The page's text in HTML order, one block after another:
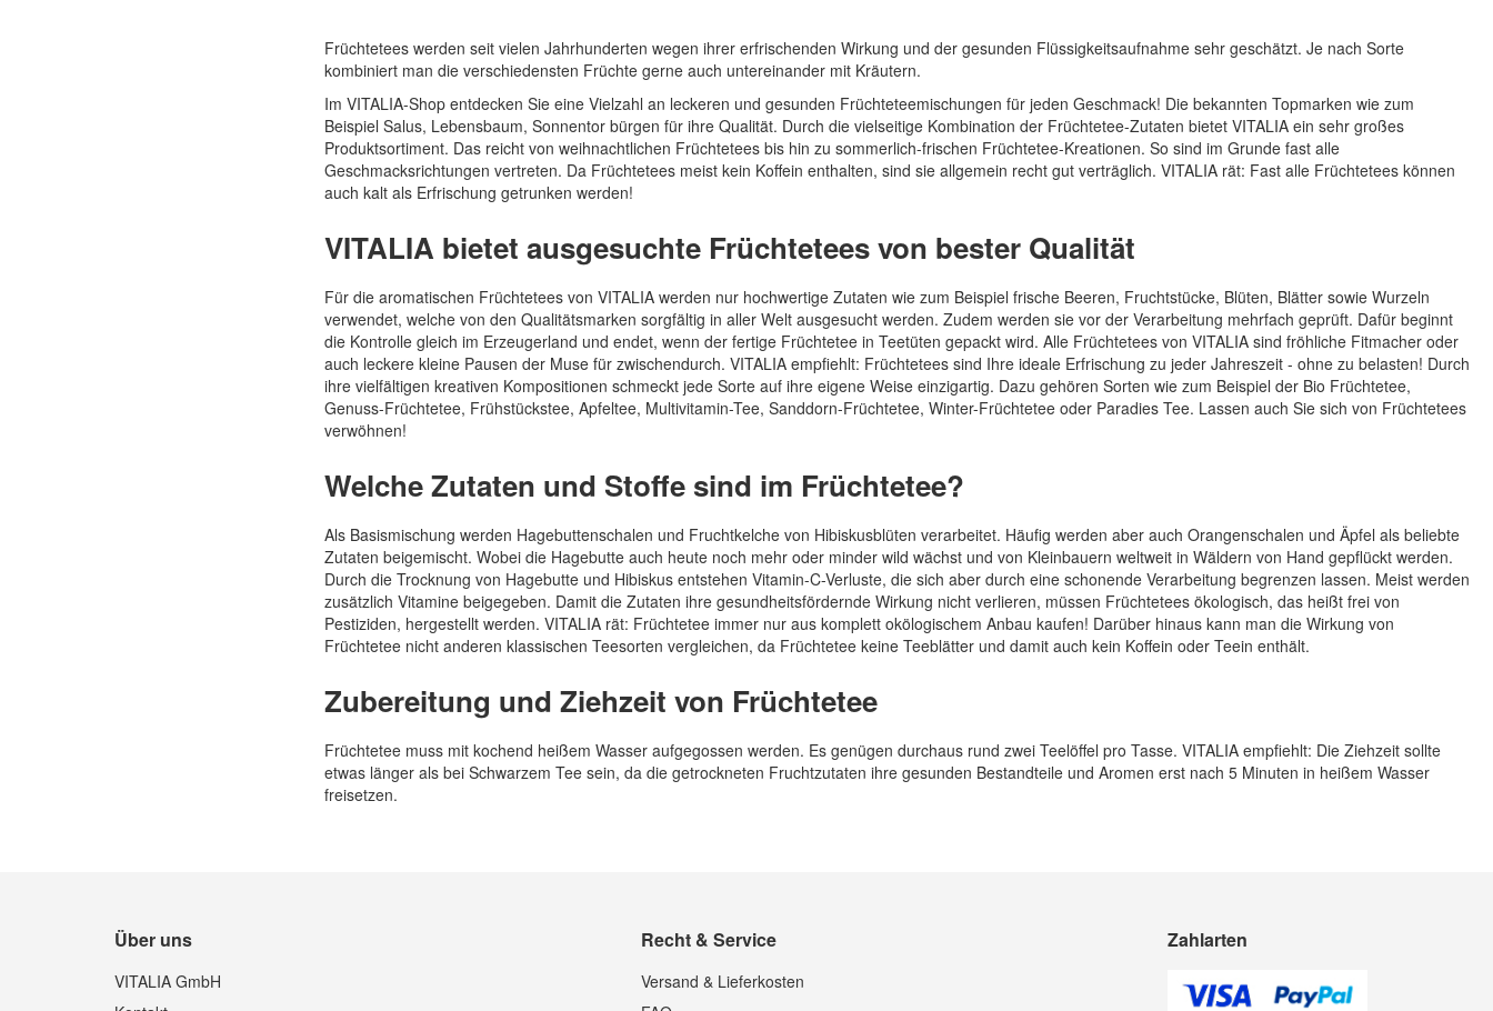
Quickview
Früchtetees werden seit vielen Jahrhunderten wegen ihrer erfrischenden Wirkung und der gesunden Flüssigkeitsaufnahme sehr geschätzt. Je nach Sorte
kombiniert man die verschiedensten Früchte gerne auch untereinander mit Kräutern.
Im VITALIA-Shop entdecken Sie eine Vielzahl an leckeren und gesunden Früchteteemischungen für jeden Geschmack! Die bekannten Topmarken wie zum
Beispiel Salus, Lebensbaum, Sonnentor bürgen für ihre Qualität. Durch die vielseitige Kombination der Früchtetee-Zutaten bietet VITALIA ein sehr großes
Produktsortiment. Das reicht von weihnachtlichen Früchtetees bis hin zu sommerlich-frischen Früchtetee-Kreationen. So sind im Grunde fast alle
Geschmacksrichtungen vertreten. Da Früchtetees meist kein Koffein enthalten, sind sie allgemein recht gut verträglich. VITALIA rät: Fast alle Früchtetees können
auch kalt als Erfrischung getrunken werden!
VITALIA bietet ausgesuchte Früchtetees von bester Qualität
Für die aromatischen Früchtetees von VITALIA werden nur hochwertige Zutaten wie zum Beispiel frische Beeren, Fruchtstücke, Blüten, Blätter sowie Wurzeln
verwendet, welche von den Qualitätsmarken sorgfältig in aller Welt ausgesucht werden. Zudem werden sie vor der Verarbeitung mehrfach geprüft. Dafür beginnt
die Kontrolle gleich im Erzeugerland und endet, wenn der fertige Früchtetee in Teetüten gepackt wird. Alle Früchtetees von VITALIA sind fröhliche Fitmacher oder
auch leckere kleine Pausen der Muse für zwischendurch. VITALIA empfiehlt: Früchtetees sind Ihre ideale Erfrischung zu jeder Jahreszeit - ohne zu belasten! Durch
ihre vielfältigen kreativen Kompositionen schmeckt jede Sorte auf ihre eigene Weise einzigartig. Dazu gehören Sorten wie zum Beispiel der Bio Früchtetee,
Genuss-Früchtetee, Frühstückstee, Apfeltee, Multivitamin-Tee, Sanddorn-Früchtetee, Winter-Früchtetee oder Paradies Tee. Lassen auch Sie sich von Früchtetees
verwöhnen!
Welche Zutaten und Stoffe sind im Früchtetee?
Als Basismischung werden Hagebuttenschalen und Fruchtkelche von Hibiskusblüten verarbeitet. Häufig werden aber auch Orangenschalen und Äpfel als beliebte
Zutaten beigemischt. Wobei die Hagebutte auch heute noch mehr oder minder wild wächst und von Kleinbauern weltweit in Wäldern von Hand gepflückt werden.
Durch die Trocknung von Hagebutte und Hibiskus entstehen Vitamin-C-Verluste, die sich aber durch eine schonende Verarbeitung begrenzen lassen. Meist werden
zusätzlich Vitamine beigegeben. Damit die Zutaten ihre gesundheitsfördernde Wirkung nicht verlieren, müssen Früchtetees ökologisch, das heißt frei von
Pestiziden, hergestellt werden. VITALIA rät: Früchtetee immer nur aus komplett okölogischem Anbau kaufen! Darüber hinaus kann man die Wirkung von
Früchtetee nicht anderen klassischen Teesorten vergleichen, da Früchtetee keine Teeblätter und damit auch kein Koffein oder Teein enthält.
Zubereitung und Ziehzeit von Früchtetee
Früchtetee muss mit kochend heißem Wasser aufgegossen werden. Es genügen durchaus rund zwei Teelöffel pro Tasse. VITALIA empfiehlt: Die Ziehzeit sollte
etwas länger als bei Schwarzem Tee sein, da die getrockneten Fruchtzutaten ihre gesunden Bestandteile und Aromen erst nach 5 Minuten in heißem Wasser
freisetzen.
Über uns
VITALIA GmbH
Recht & Service
Versand & Lieferkosten
Zahlarten